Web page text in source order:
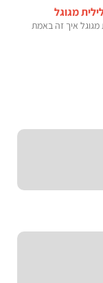
מגוגל
איך זה באמת